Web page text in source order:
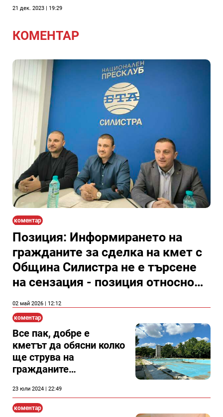
21 дек. 2023 | 19:29
КОМЕНТАР
коментар
Позиция: Информирането на
гражданите за сделка на кмет с
Община Силистра не е търсене
на сензация - позиция относно
лобирането на част от група,
представила се като защитници
на гражданите, в полза на
решение, облагодетелсващо
представител на властта
02 май 2026 | 12:12
коментар
Все пак, добре е
кметът да обясни колко
ще струва на
гражданите
басейна в Силистра?
23 юли 2024 | 22:49
коментар